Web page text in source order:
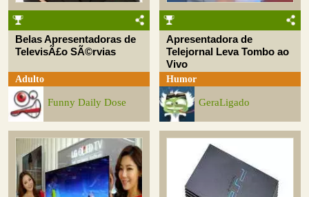
Belas Apresentadoras de
TelevisÃ£o SÃ©rvias
Adulto
Funny Daily Dose
Apresentadora de
Telejornal Leva Tombo ao
Vivo
Humor
GeraLigado